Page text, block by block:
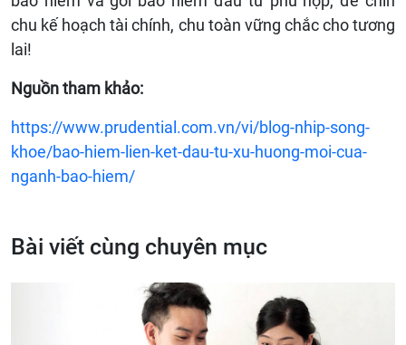
chu kế hoạch tài chính, chu toàn vững chắc cho tương
lai!
Nguồn tham khảo:
https://www.prudential.com.vn/vi/blog-nhip-song-
khoe/bao-hiem-lien-ket-dau-tu-xu-huong-moi-cua-
nganh-bao-hiem/
Bài viết cùng chuyên mục